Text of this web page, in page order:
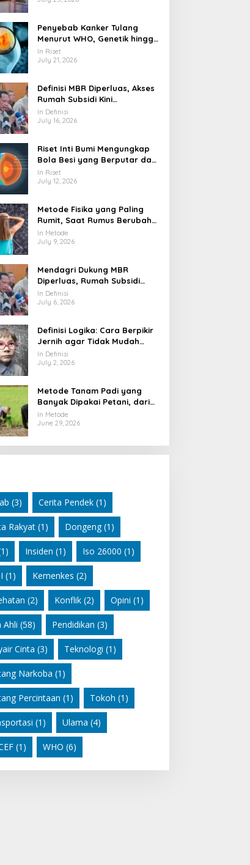
Penyebab Kanker Tulang
Menurut WHO, Genetik hingga
Paparan Radiasi
In Riset
July 21, 2026
Definisi MBR Diperluas, Akses
Rumah Subsidi Kini
Menjangkau Lebih Banyak
Warga
In Definisi
July 16, 2026
Riset Inti Bumi Mengungkap
Bola Besi yang Berputar dan
Berubah Bentuk
In Riset
July 12, 2026
Metode Fisika yang Paling
Rumit, Saat Rumus Berubah
Jadi Mesin Pembaca Alam
Semesta
In Metode
July 9, 2026
Mendagri Dukung MBR
Diperluas, Rumah Subsidi
Dibuka Lebih Lebar
In Definisi
July 6, 2026
Definisi Logika: Cara Berpikir
Jernih agar Tidak Mudah
Terseret Kesimpulan Keliru
In Definisi
July 2, 2026
Metode Tanam Padi yang
Banyak Dipakai Petani, dari
Cara Tradisional hingga
Modern
In Metode
June 29, 2026
(3) Cerita Pendek(1)
Rakyat(1) Dongeng(1)
Insiden (1) Iso 26000 (1)
(1) Kemenkes (2)
(2) Konflik(2) Opini (1)
Ahli (58) Pendidikan (3)
Cinta (3) Teknologi (1)
Narkoba (1)
Percintaan (1) Tokoh (1)
(1) Ulama (4)
(1) WHO (6)